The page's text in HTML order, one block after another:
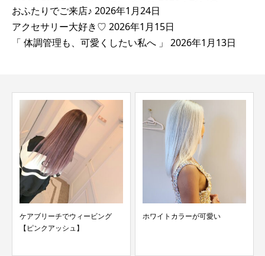
おふたりでご来店♪ 2026年1月24日
アクセサリー大好き♡ 2026年1月15日
「 体調管理も、可愛くしたい私へ 」 2026年1月13日
ケアブリーチでウィービング
【ピンクアッシュ】
ホワイトカラーが可愛い